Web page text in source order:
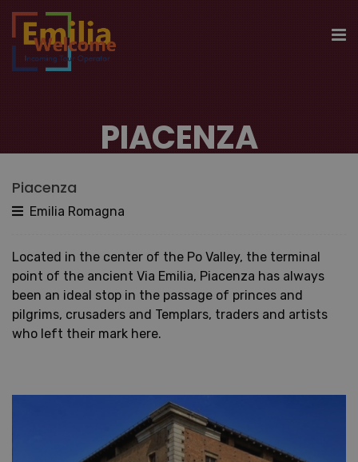
PIACENZA
Piacenza
Emilia Romagna
Located in the center of the Po Valley, the terminal
point of the ancient Via Emilia, Piacenza has always
been an ideal stop in the passage of princes and
pilgrims, crusaders and Templars, traders and artists
who left their mark here.